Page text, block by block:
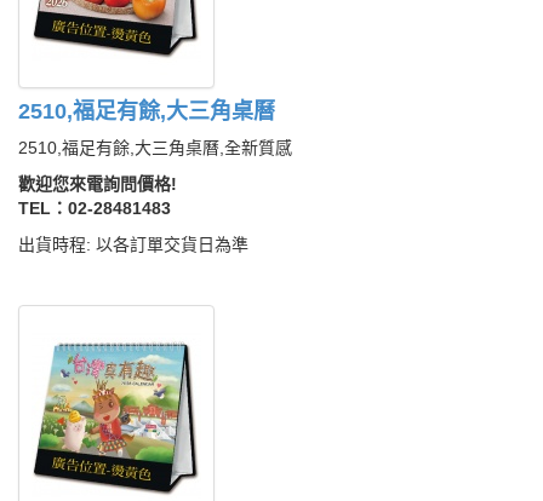
2510,福足有餘,大三角桌曆
2510,福足有餘,大三角桌曆,全新質感
歡迎您來電詢問價格!
TEL：02-28481483
出貨時程: 以各訂單交貨日為準